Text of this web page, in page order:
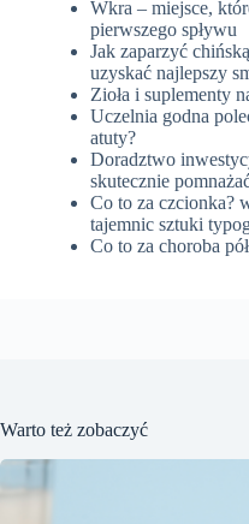
Wkra – miejsce,
pierwszego spływu
Jak zaparzyć
uzyskać najlepszy
Zioła i suplementy
Uczelnia godna
atuty?
Doradztwo
skutecznie
Co to za czcionka?
tajemnic sztuki
Co to za choroba
Warto też zobaczyć